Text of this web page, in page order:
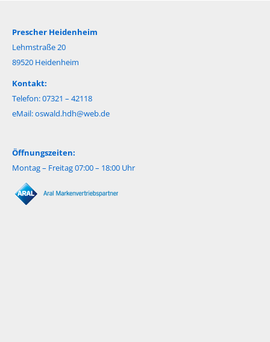
Prescher Heidenheim
Lehmstraße 20
89520 Heidenheim
Kontakt:
Telefon: 07321 – 42118
eMail:oswald.hdh@web.de
Öffnungszeiten:
Montag – Freitag 07:00 – 18:00 Uhr